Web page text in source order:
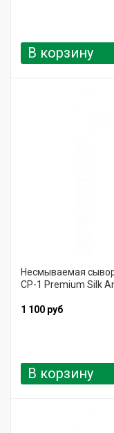
В корзину
Несмываемая
CP-1 Premium Silk
1 100 руб
В корзину